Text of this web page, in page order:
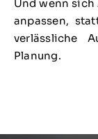
Und wenn sich
anpassen,
verlässliche
Planung.